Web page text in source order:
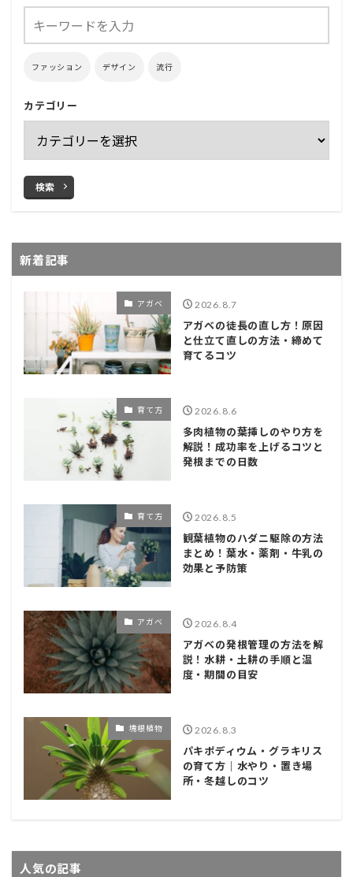
ファッション デザイン 流行
カテゴリー
検索
新着記事
アガベ 2026.8.7
アガベの徒長の直し方！原因
と仕立て直しの方法・締めて
育てるコツ
育て方 2026.8.6
多肉植物の葉挿しのやり方を
解説！成功率を上げるコツと
発根までの日数
育て方 2026.8.5
観葉植物のハダニ駆除の方法
まとめ！葉水・薬剤・牛乳の
効果と予防策
アガベ 2026.8.4
アガベの発根管理の方法を解
説！水耕・土耕の手順と温
度・期間の目安
塊根植物 2026.8.3
パキポディウム・グラキリス
の育て方｜水やり・置き場
所・冬越しのコツ
人気の記事